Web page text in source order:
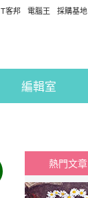
T客邦 電腦王 採購基地
編輯室
熱門文章